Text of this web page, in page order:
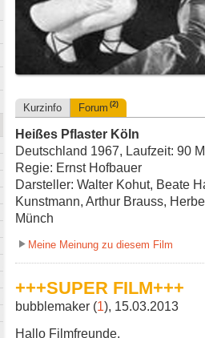
Kurzinfo Forum (2)
Heißes Pflaster Köln
Deutschland 1967, Laufzeit: 90
Regie: Ernst Hofbauer
Darsteller: Walter Kohut, Beate
Kunstmann, Arthur Brauss,
Münch
Meine Meinung zu diesem Film
+++SUPER FILM+++
bubblemaker (1), 15.03.2013
Hallo Filmfreunde,